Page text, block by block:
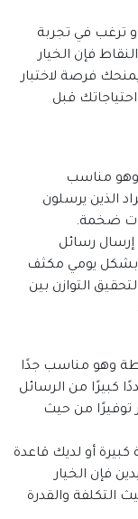
ترغب في تجربة
فإن الخيار
فرصة لاختبار
قبل
15000 نقطة وهو مناسب
الذين يرسلون
ضخمة.
إرسال رسائل
بشكل يومي مكثف
التوازن بين
يوفر لك 30000 نقطة وهو مناسب جدًا
كبيرًا من الرسائل
توفيرًا من حيث
كبيرة أو لديك قاعدة
فإن الخيار
التكلفة والقدرة